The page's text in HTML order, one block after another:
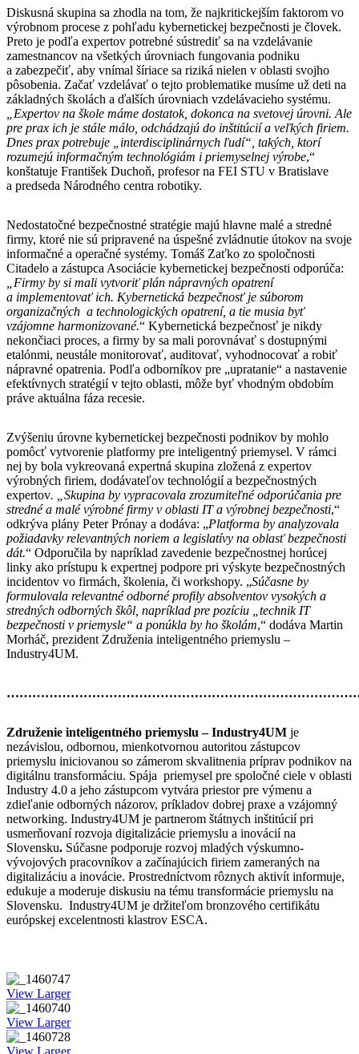
Diskusná skupina sa zhodla na tom, že najkritickejším faktorom vo
výrobnom procese z pohľadu kybernetickej bezpečnosti je človek.
Preto je podľa expertov potrebné sústrediť sa na vzdelávanie
zamestnancov na všetkých úrovniach fungovania podniku
a zabezpečiť, aby vnímal šíriace sa riziká nielen v oblasti svojho
pôsobenia. Začať vzdelávať o tejto problematike musíme už deti na
základných školách a ďalších úrovniach vzdelávacieho systému.
„Expertov na škole máme dostatok, dokonca na svetovej úrovni. Ale
pre prax ich je stále málo, odchádzajú do inštitúcií a veľkých firiem.
Dnes prax potrebuje „interdisciplinárnych ľudí“, takých, ktorí
rozumejú informačným technológiám i priemyselnej výrobe,“
konštatuje František Duchoň, profesor na FEI STU v Bratislave
a predseda Národného centra robotiky.
Nedostatočné bezpečnostné stratégie majú hlavne malé a stredné
firmy, ktoré nie sú pripravené na úspešné zvládnutie útokov na svoje
informačné a operačné systémy. Tomáš Zaťko zo spoločnosti
Citadelo a zástupca Asociácie kybernetickej bezpečnosti odporúča:
„Firmy by si mali vytvoriť plán nápravných opatrení
a implementovať ich. Kybernetická bezpečnosť je súborom
organizačných a technologických opatrení, a tie musia byť
vzájomne harmonizované.“ Kybernetická bezpečnosť je nikdy
nekončiaci proces, a firmy by sa mali porovnávať s dostupnými
etalónmi, neustále monitorovať, auditovať, vyhodnocovať a robiť
nápravné opatrenia. Podľa odborníkov pre „upratanie“ a nastavenie
efektívnych stratégií v tejto oblasti, môže byť vhodným obdobím
práve aktuálna fáza recesie.
Zvýšeniu úrovne kybernetickej bezpečnosti podnikov by mohlo
pomôcť vytvorenie platformy pre inteligentný priemysel. V rámci
nej by bola vykreovaná expertná skupina zložená z expertov
výrobných firiem, dodávateľov technológií a bezpečnostných
expertov. „Skupina by vypracovala zrozumiteľné odporúčania pre
stredné a malé výrobné firmy v oblasti IT a výrobnej bezpečnosti,“
odkrýva plány Peter Prónay a dodáva: „Platforma by analyzovala
požiadavky relevantných noriem a legislatívy na oblasť bezpečnosti
dát.“ Odporučila by napríklad zavedenie bezpečnostnej horúcej
linky ako prístupu k expertnej podpore pri výskyte bezpečnostných
incidentov vo firmách, školenia, či workshopy. „Súčasne by
formulovala relevantné odborné profily absolventov vysokých a
stredných odborných škôl, napríklad pre pozíciu „technik IT
bezpečnosti v priemysle“ a ponúkla by ho školám,“ dodáva Martin
Morháč, prezident Združenia inteligentného priemyslu –
Industry4UM.
Združenie inteligentného priemyslu – Industry4UM je
nezávislou, odbornou, mienkotvornou autoritou zástupcov
priemyslu iniciovanou so zámerom skvalitnenia príprav podnikov na
digitálnu transformáciu. Spája priemysel pre spoločné ciele v oblasti
Industry 4.0 a jeho zástupcom vytvára priestor pre výmenu a
zdieľanie odborných názorov, príkladov dobrej praxe a vzájomný
networking. Industry4UM je partnerom štátnych inštitúcií pri
usmerňovaní rozvoja digitalizácie priemyslu a inovácií na
Slovensku. Súčasne podporuje rozvoj mladých výskumno-
vývojových pracovníkov a začínajúcich firiem zameraných na
digitalizáciu a inovácie. Prostredníctvom rôznych aktivít informuje,
edukuje a moderuje diskusiu na tému transformácie priemyslu na
Slovensku. Industry4UM je držiteľom bronzového certifikátu
európskej excelentnosti klastrov ESCA.
View Larger
View Larger
View Larger